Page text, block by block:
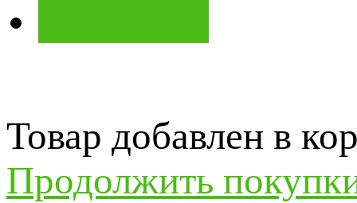
Товар добавлен в
Продолжить